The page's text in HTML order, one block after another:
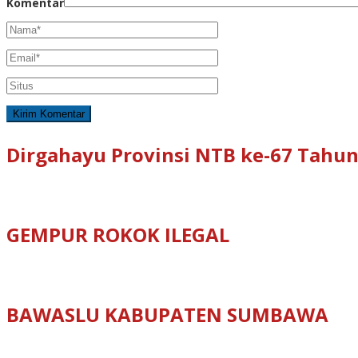
Dirgahayu Provinsi NTB ke-67
GEMPUR ROKOK ILEGAL
BAWASLU KABUPATEN SUMBAWA